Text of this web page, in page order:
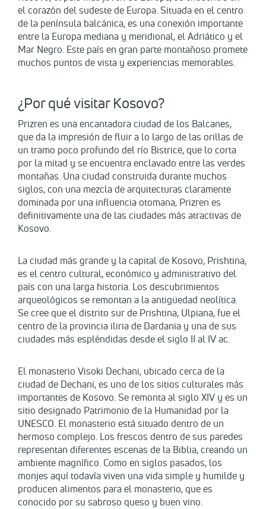
el corazón del sudeste de Europa. Situada en el centro
de la península balcánica, es una conexión importante
entre la Europa mediana y meridional, el Adriático y el
Mar Negro. Este país en gran parte montañoso promete
muchos puntos de vista y experiencias memorables.
¿Por qué visitar Kosovo?
Prizren es una encantadora ciudad de los Balcanes,
que da la impresión de fluir a lo largo de las orillas de
un tramo poco profundo del río Bistricë, que lo corta
por la mitad y se encuentra enclavado entre las verdes
montañas. Una ciudad construida durante muchos
siglos, con una mezcla de arquitecturas claramente
dominada por una influencia otomana, Prizren es
definitivamente una de las ciudades más atractivas de
Kosovo.
La ciudad más grande y la capital de Kosovo, Prishtina,
es el centro cultural, económico y administrativo del
país con una larga historia. Los descubrimientos
arqueológicos se remontan a la antigüedad neolítica.
Se cree que el distrito sur de Prishtina, Ulpiana, fue el
centro de la provincia iliria de Dardania y una de sus
ciudades más espléndidas desde el siglo II al IV ac.
El monasterio Visoki Dechani, ubicado cerca de la
ciudad de Dechani, es uno de los sitios culturales más
importantes de Kosovo. Se remonta al siglo XIV y es un
sitio designado Patrimonio de la Humanidad por la
UNESCO. El monasterio está situado dentro de un
hermoso complejo. Los frescos dentro de sus paredes
representan diferentes escenas de la Biblia, creando un
ambiente magnífico. Como en siglos pasados, los
monjes aquí todavía viven una vida simple y humilde y
producen alimentos para el monasterio, que es
conocido por su sabroso queso y buen vino.